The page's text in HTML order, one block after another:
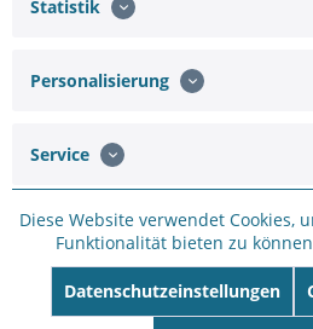
Hersteller Artikel-
EAN:
Beschreibung
VIVOTEKs AW-IHT-0800 ist ein
Statistik
Personalisierung
Service
Diese Website verwendet Cookies,
Funktionalität bieten zu
Datenschutzeinstellungen